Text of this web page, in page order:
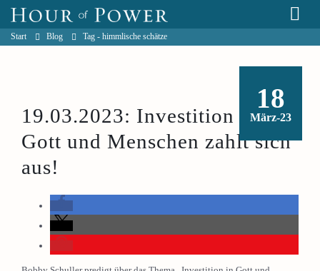
Start Blog Tag - himmlische schätze
18
März-23
19.03.2023: Investition in
Gott und Menschen zahlt sich
aus!